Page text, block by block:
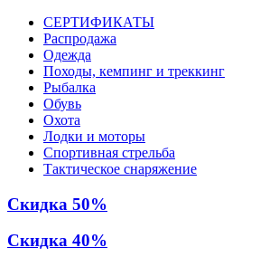
СЕРТИФИКАТЫ
Распродажа
Одежда
Походы, кемпинг и треккинг
Рыбалка
Обувь
Охота
Лодки и моторы
Спортивная стрельба
Тактическое снаряжение
Скидка 50%
Скидка 40%